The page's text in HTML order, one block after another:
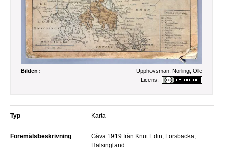
Bilden: Upphovsman: Norling, Olle
Licens:
Typ Karta
Föremålsbeskrivning
Gåva 1919 från Knut Edin, Forsbacka,
Hälsingland.